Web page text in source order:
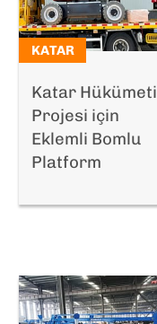
KATAR
Katar Hükümeti
Projesi için
Eklemli Bomlu
Platform